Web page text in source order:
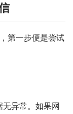
第一步便是尝试
异常。如果网